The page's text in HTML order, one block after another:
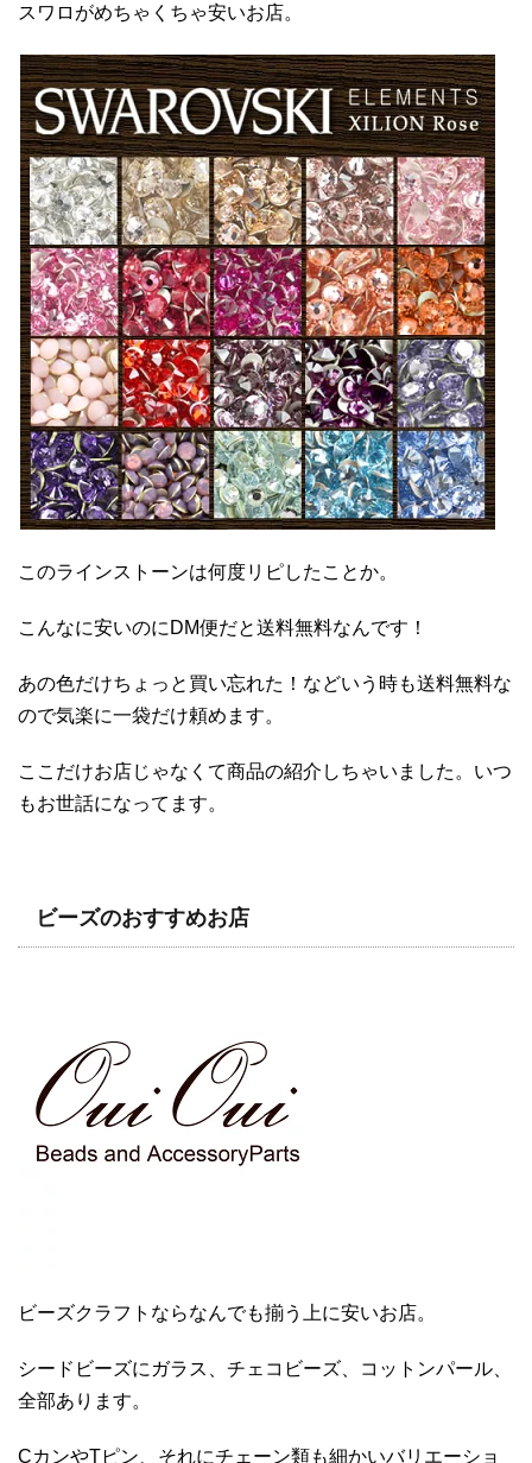
スワロがめちゃくちゃ安いお店。
このラインストーンは何度リピしたことか。
こんなに安いのにDM便だと送料無料なんです！
あの色だけちょっと買い忘れた！などいう時も送料無料な
ので気楽に一袋だけ頼めます。
ここだけお店じゃなくて商品の紹介しちゃいました。いつ
もお世話になってます。
ビーズのおすすめお店
ビーズクラフトならなんでも揃う上に安いお店。
シードビーズにガラス、チェコビーズ、コットンパール、
全部あります。
CカンやTピン、それにチェーン類も細かいバリエーショ